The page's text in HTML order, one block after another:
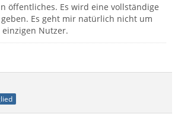
öffentliches. Es wird eine vollständige
Es geht mir natürlich nicht um
Nutzer.